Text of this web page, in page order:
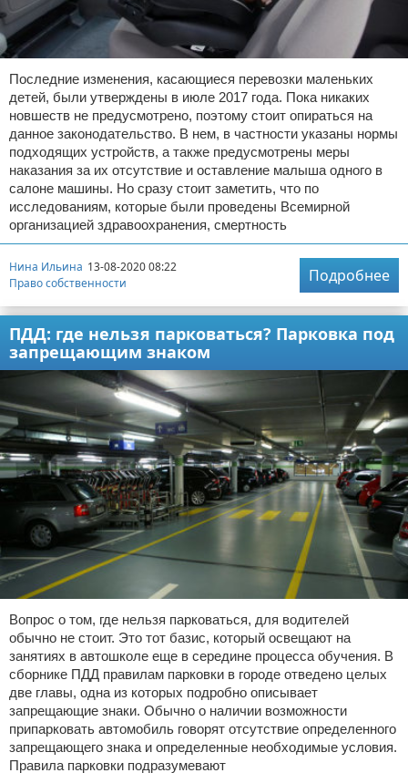
Последние изменения, касающиеся перевозки маленьких
детей, были утверждены в июле 2017 года. Пока никаких
новшеств не предусмотрено, поэтому стоит опираться на
данное законодательство. В нем, в частности указаны нормы
подходящих устройств, а также предусмотрены меры
наказания за их отсутствие и оставление малыша одного в
салоне машины. Но сразу стоит заметить, что по
исследованиям, которые были проведены Всемирной
организацией здравоохранения, смертность
Нина Ильина 13-08-2020 08:22
Право собственности
Подробнее
ПДД: где нельзя парковаться? Парковка под
запрещающим знаком
Вопрос о том, где нельзя парковаться, для водителей
обычно не стоит. Это тот базис, который освещают на
занятиях в автошколе еще в середине процесса обучения. В
сборнике ПДД правилам парковки в городе отведено целых
две главы, одна из которых подробно описывает
запрещающие знаки. Обычно о наличии возможности
припарковать автомобиль говорят отсутствие определенного
запрещающего знака и определенные необходимые условия.
Правила парковки подразумевают